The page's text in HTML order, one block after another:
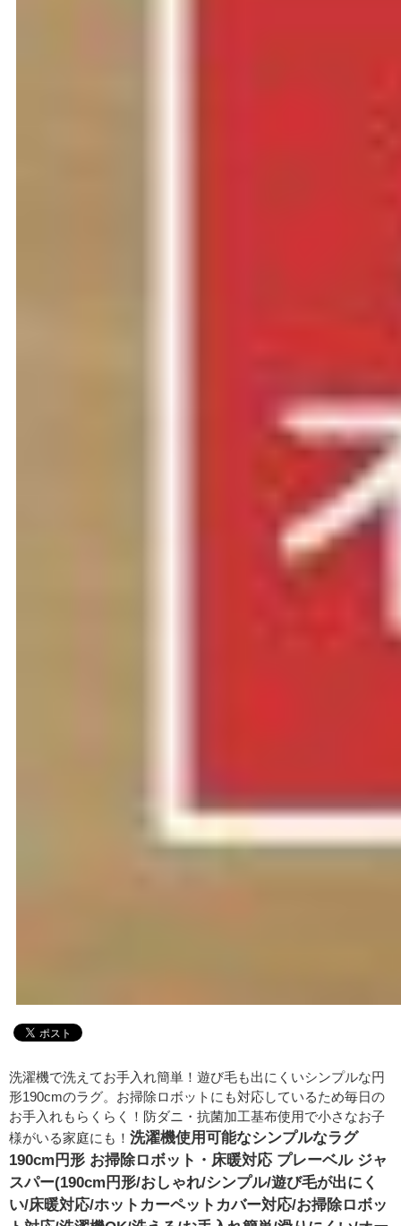
洗濯機で洗えてお手入れ簡単！遊び毛も出にくいシンプルな円
形190cmのラグ。お掃除ロボットにも対応しているため毎日の
お手入れもらくらく！防ダニ・抗菌加工基布使用で小さなお子
様がいる家庭にも！ 洗濯機使用可能なシンプルなラグ
190cm円形 お掃除ロボット・床暖対応 プレーベル ジャ
スパー(190cm円形/おしゃれ/シンプル/遊び毛が出にく
い/床暖対応/ホットカーペットカバー対応/お掃除ロボッ